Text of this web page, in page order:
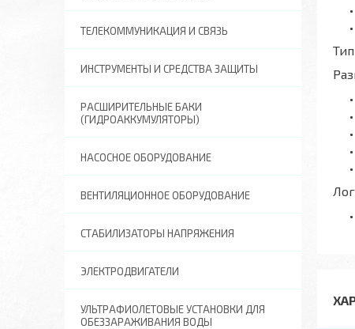
ТЕЛЕКОММУНИКАЦИЯ И СВЯЗЬ
ИНСТРУМЕНТЫ И СРЕДСТВА ЗАЩИТЫ
РАСШИРИТЕЛЬНЫЕ БАКИ
(ГИДРОАККУМУЛЯТОРЫ)
НАСОСНОЕ ОБОРУДОВАНИЕ
ВЕНТИЛЯЦИОННОЕ ОБОРУДОВАНИЕ
СТАБИЛИЗАТОРЫ НАПРЯЖЕНИЯ
ЭЛЕКТРОДВИГАТЕЛИ
УЛЬТРАФИОЛЕТОВЫЕ УСТАНОВКИ ДЛЯ
ОБЕЗЗАРАЖИВАНИЯ ВОДЫ